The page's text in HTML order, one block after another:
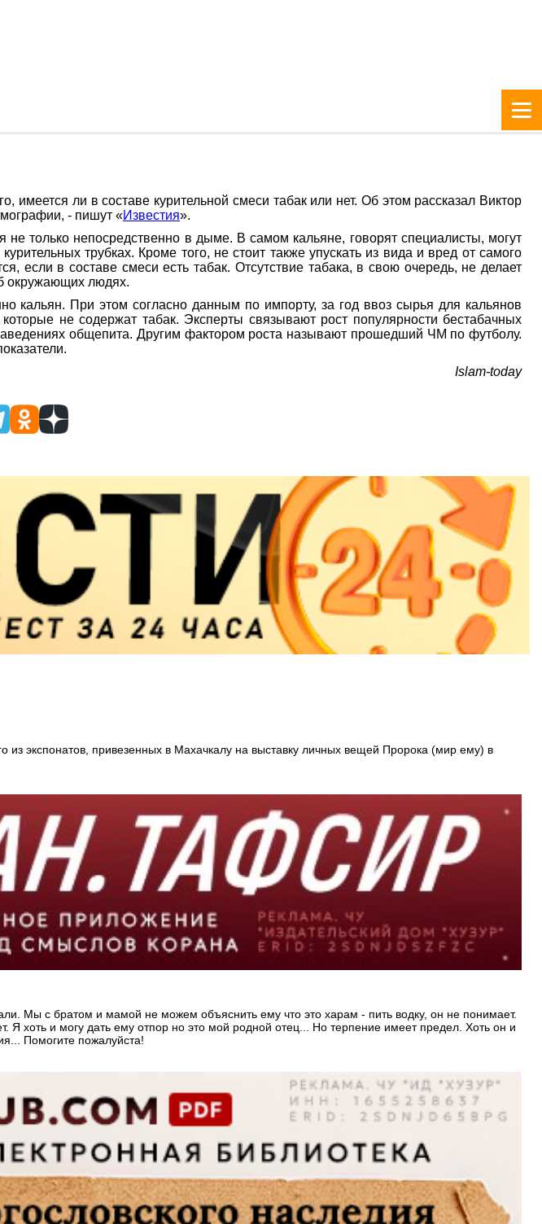
ли в составе курительной смеси табак или нет. Об этом рассказал Виктор
- пишут «Известия».
не только непосредственно в дыме. В самом кальяне, говорят специалисты, могут
трубках. Кроме того, не стоит также упускать из вида и вред от самого
в составе смеси есть табак. Отсутствие табака, в свою очередь, не делает
окружающих людях.
кальян. При этом согласно данным по импорту, за год ввоз сырья для кальянов
не содержат табак. Эксперты связывают рост популярности бестабачных
общепита. Другим фактором роста называют прошедший ЧМ по футболу.
Islam-today
экспонатов, привезенных в Махачкалу на выставку личных вещей Пророка (мир ему) в
Мы с братом и мамой не можем объяснить ему что это харам - пить водку, он не понимает.
хоть и могу дать ему отпор но это мой родной отец... Но терпение имеет предел. Хоть он и
Помогите пожалуйста!